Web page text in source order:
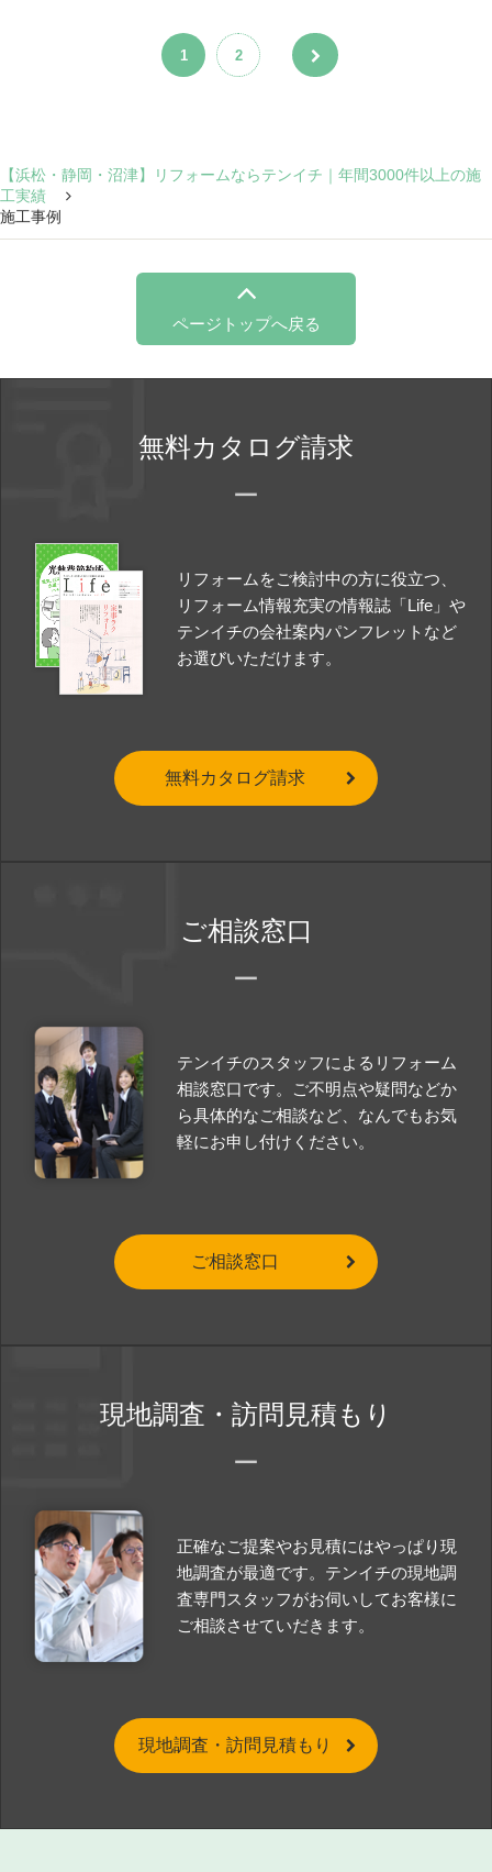
1 2
【浜松・静岡・沼津】リフォームならテンイチ｜年間3000件以上の施
工実績
施工事例
ページトップへ戻る
無料カタログ請求
リフォームをご検討中の方に役立つ、
リフォーム情報充実の情報誌「Life」や
テンイチの会社案内パンフレットなど
お選びいただけます。
無料カタログ請求
ご相談窓口
テンイチのスタッフによるリフォーム
相談窓口です。ご不明点や疑問などか
ら具体的なご相談など、なんでもお気
軽にお申し付けください。
ご相談窓口
現地調査・訪問見積もり
正確なご提案やお見積にはやっぱり現
地調査が最適です。テンイチの現地調
査専門スタッフがお伺いしてお客様に
ご相談させていだきます。
現地調査・訪問見積もり